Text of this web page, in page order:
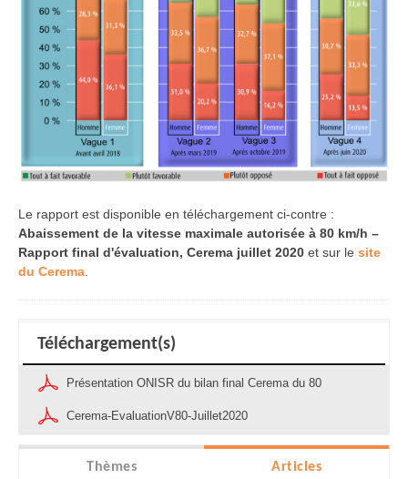
Le rapport est disponible en téléchargement ci-contre :
Abaissement de la vitesse maximale autorisée à 80 km/h –
Rapport final d'évaluation, Cerema juillet 2020 et sur le site
du Cerema
Téléchargement(s)
Présentation ONISR du bilan final Cerema du 80
Cerema-EvaluationV80-Juillet2020
Thèmes Articles